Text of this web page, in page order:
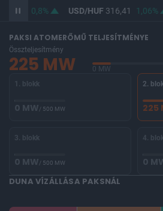
0,8% USD/HUF316,41 1,06%
PAKSI ATOMERŐMŰ TELJESÍTMÉNYE
Összteljesítmény
225 MW 0 MW
1. blokk
0 MW/ 500 MW
2.
225
3. blokk
0 MW/ 500 MW
4.
0
DUNA VÍZÁLLÁSA PAKSNÁL